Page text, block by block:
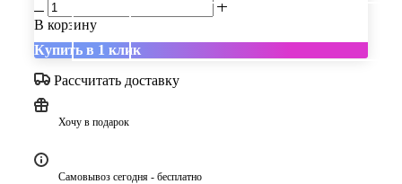
В корзину
Купить в 1 клик
Рассчитать доставку
Хочу в подарок
Самовывоз сегодня - бесплатно